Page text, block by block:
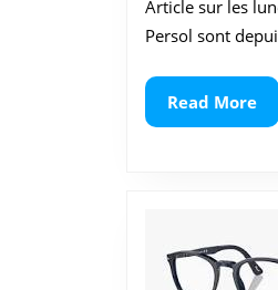
Article sur les
Persol sont
Read More